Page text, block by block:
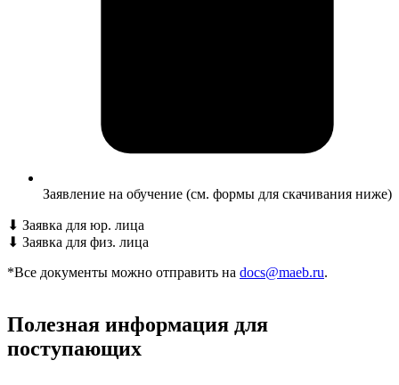
Заявление на обучение (см. формы для скачивания ниже)
⬇ Заявка для юр. лица
⬇ Заявка для физ. лица
*Все документы можно отправить на docs@maeb.ru.
Полезная информация для
поступающих